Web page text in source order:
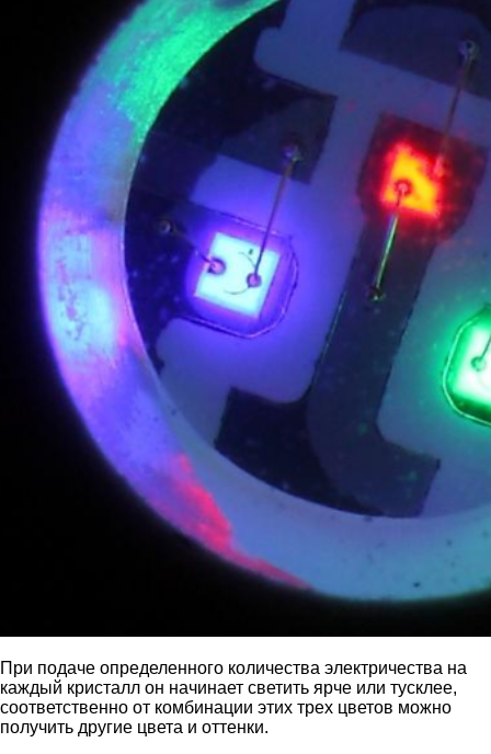
При подаче определенного количества электричества на
каждый кристалл он начинает светить ярче или тусклее,
соответственно от комбинации этих трех цветов можно
получить другие цвета и оттенки.